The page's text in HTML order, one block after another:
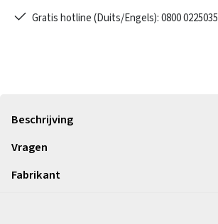
Gratis hotline (Duits/Engels): 0800 0225035
Beschrijving
Vragen
Fabrikant